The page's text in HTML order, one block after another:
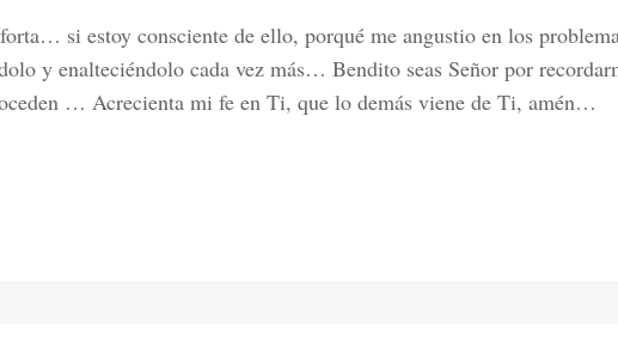
si estoy consciente de ello, porqué me angustio en los
y enalteciéndolo cada vez más… Bendito seas Señor por
… Acrecienta mi fe en Ti, que lo demás viene de Ti, amén…